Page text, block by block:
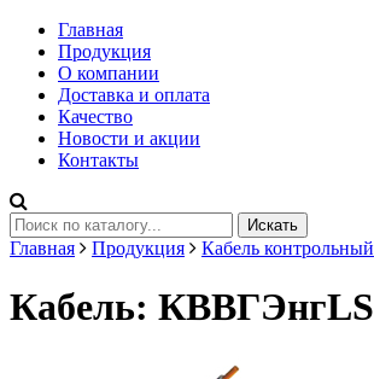
Главная
Продукция
О компании
Доставка и оплата
Качество
Новости и акции
Контакты
Искать
Главная Продукция Кабель контрольный
Кабель: КВВГЭнгLS